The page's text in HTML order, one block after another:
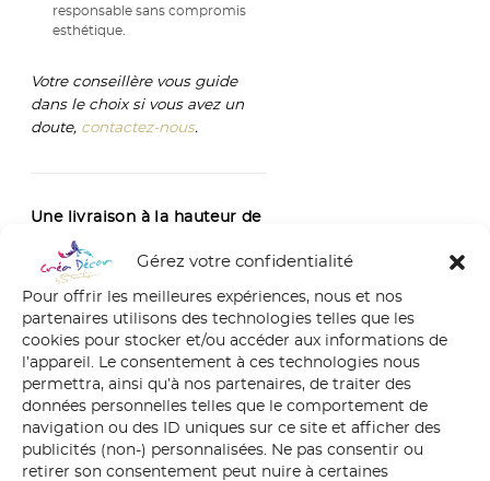
Gérez votre confidentialité
Pour offrir les meilleures expériences, nous et nos
partenaires utilisons des technologies telles que les
cookies pour stocker et/ou accéder aux informations de
l’appareil. Le consentement à ces technologies nous
permettra, ainsi qu’à nos partenaires, de traiter des
données personnelles telles que le comportement de
navigation ou des ID uniques sur ce site et afficher des
publicités (non-) personnalisées. Ne pas consentir ou
retirer son consentement peut nuire à certaines
responsable sans compromis
esthétique.
Votre conseillère vous guide
dans le choix si vous avez un
doute, contactez-nous.
Une livraison à la hauteur de
l’œuvre
Votre panoramique est
expédié en rouleau,
soigneusement protégé dans
un tube rigide sur mesure.
Délai de fabrication : 5 à 10
jours ouvrés. Livraison suivie
en France et en Europe.